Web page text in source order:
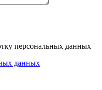
персональных данных
данных